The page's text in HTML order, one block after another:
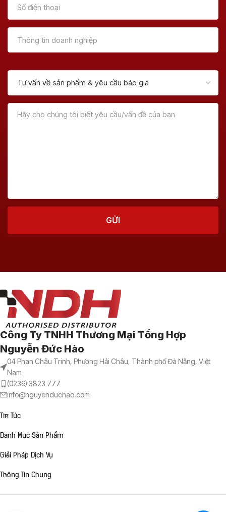
Công Ty TNHH Thương Mại Tổng Hợp
Nguyễn Đức Hào
04 Phan Châu Trinh, Phường Hải Châu, Thành phố Đà Nẵng, Việt
Nam
(0236) 3823 777
info@nguyenduchao.com
Tin Tức
Danh Mục Sản Phẩm
Giải Pháp Dịch Vụ
Thông Tin Chung